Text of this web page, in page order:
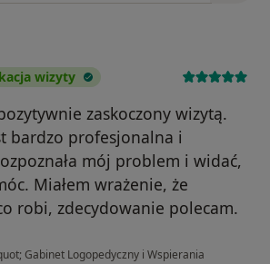
wizyty
zaskoczony wizytą.
bardzo profesjonalna i
mój problem i widać,
Miałem wrażenie, że
robi, zdecydowanie polecam.
Gabinet Logopedyczny i Wspierania